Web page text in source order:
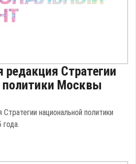
редакция Стратегии
политики Москвы
национальной политики